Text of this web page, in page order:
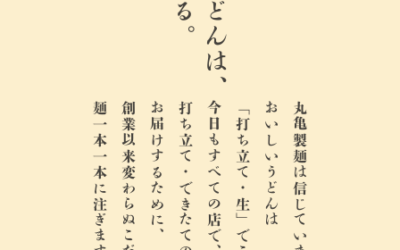
丸亀製麺は信じています。
おいしいうどんは
「打ち立て・生」でこそ。
今日もすべての店で、
お届けするために、
麺一本一本に注ぎます。